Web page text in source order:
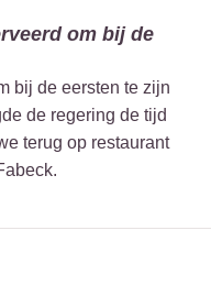
om bij de
bij de eersten te zijn
de regering de tijd
terug op restaurant